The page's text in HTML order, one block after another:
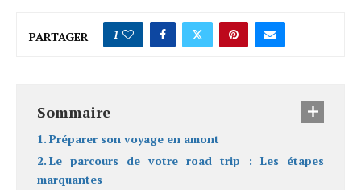
PARTAGER 1
Sommaire
Préparer son voyage en amont
Le parcours de votre road trip : Les étapes
marquantes